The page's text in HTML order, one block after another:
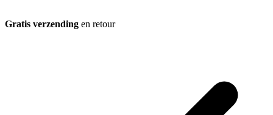
Gratis verzending en retour